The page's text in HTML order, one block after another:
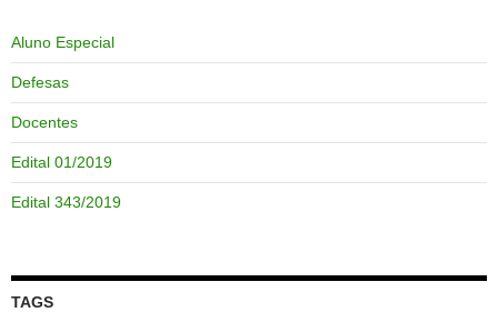
Aluno Especial
Defesas
Docentes
Edital 01/2019
Edital 343/2019
TAGS